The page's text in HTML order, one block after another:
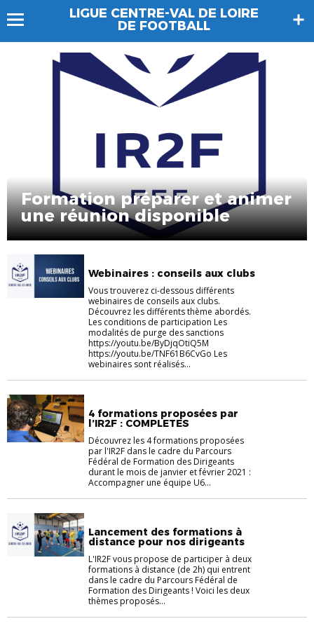
LIGUE CENTRE-VAL DE LOIRE
DE FOOTBALL
Formation préparer et animer
une réunion disponible
Webinaires : conseils aux clubs
Vous trouverez ci-dessous différents
webinaires de conseils aux clubs.
Découvrez les différents thème abordés.
Les conditions de participation Les
modalités de purge des sanctions
https://youtu.be/ByDjqOtiQ5M
https://youtu.be/TNF61B6CvGo Les
webinaires sont réalisés...
4 formations proposées par
l’IR2F : COMPLETES
Découvrez les 4 formations proposées
par l'IR2F dans le cadre du Parcours
Fédéral de Formation des Dirigeants
durant le mois de janvier et février 2021 :
Accompagner une équipe U6...
Lancement des formations à
distance pour nos dirigeants
L'IR2F vous propose de participer à deux
formations à distance (de 2h) qui entrent
dans le cadre du Parcours Fédéral de
Formation des Dirigeants ! Voici les deux
thèmes proposés...